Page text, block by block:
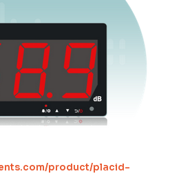
product/placid-